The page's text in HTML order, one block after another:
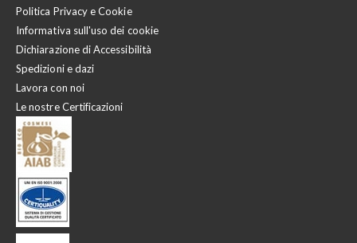
Politica Privacy e Cookie
Informativa sull'uso dei cookie
Dichiarazione di Accessibilità
Spedizioni e dazi
Lavora con noi
Le nostre Certificazioni